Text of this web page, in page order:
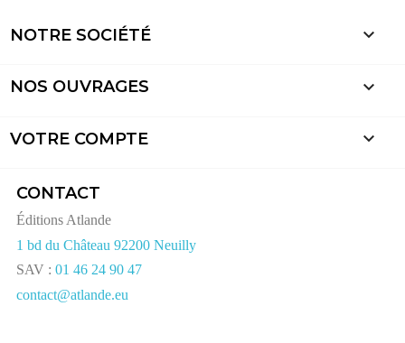
NOTRE SOCIÉTÉ 
NOS OUVRAGES 
VOTRE COMPTE 
CONTACT
Éditions Atlande
1 bd du Château 92200 Neuilly
SAV : 01 46 24 90 47
contact@atlande.eu